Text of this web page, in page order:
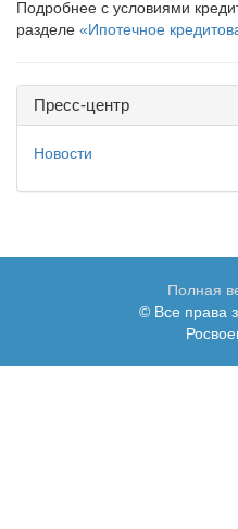
Подробнее с условиями
разделе «Ипотечное
Пресс-центр
Новости
Полная
© Все права